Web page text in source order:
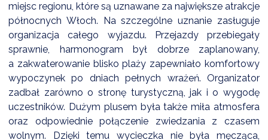
miejsc regionu, które są uznawane za największe atrakcje
północnych Włoch. Na szczególne uznanie zasługuje
organizacja całego wyjazdu. Przejazdy przebiegały
sprawnie, harmonogram był dobrze zaplanowany,
a zakwaterowanie blisko plaży zapewniało komfortowy
wypoczynek po dniach pełnych wrażeń. Organizator
zadbał zarówno o stronę turystyczną, jak i o wygodę
uczestników. Dużym plusem była także miła atmosfera
oraz odpowiednie połączenie zwiedzania z czasem
wolnym. Dzięki temu wycieczka nie była męcząca,